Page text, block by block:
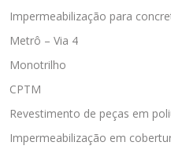
Impermeabilização para
Metrô – Via 4
Monotrilho
CPTM
Revestimento de peças em
Impermeabilização em